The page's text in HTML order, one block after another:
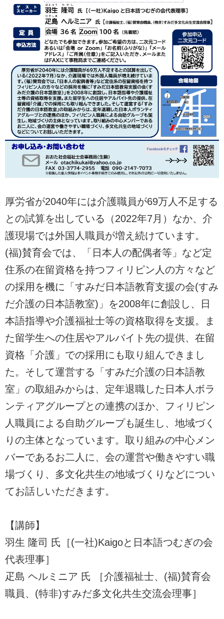
厚労省が2040年には介護職員が69万人不足する
との試算を出している（2022年7月）なか、介
護現場では外国人職員が増え続けています。
(福)賛育会では、「日本人の配偶者等」など定
住系の在留資格を持つフィリピン人の方々など
の採用を機に「すみだ日本語教育支援の会(すみ
だ介護の日本語教室)」を2008年に創設し、日
本語指導や介護福祉士等の資格取得を支援。ま
た留学生への住居やアルバイト先の提供、在留
資格「介護」での採用にも取り組んできまし
た。そして運営する「すみだ介護の日本語教
室」の取組みからは、定年退職した日本人ボラ
ンティアグループとの連携のほか、フィリピン
人職員による自助グループも誕生し、地域づく
りの主体となっています。取り組みの中心メン
バーであるお二人に、会の運営や働きやすい職
場づくり、多文化共生の地域づくりなどについ
てお話しいただきます。
【講師】
羽生 隆司 氏［(一社)Kaigoと日本語つむぎの会
代表理事］
疋島 ヘルミニア 氏 ［介護福祉士、(福)賛育会
職員、(特非)すみだ多文化共生交流会理事］